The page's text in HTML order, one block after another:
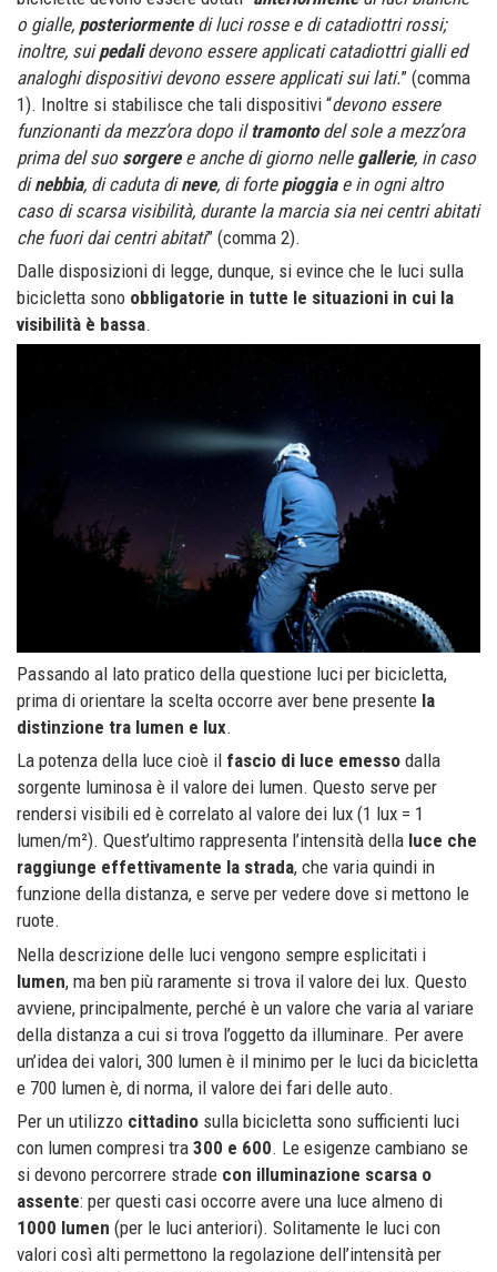
o gialle, posteriormentedi luci rosse e di catadiottri rossi;
inoltre, suipedalidevono essere applicati catadiottri gialli ed
analoghi dispositivi devono essere applicati sui lati.” (comma
1). Inoltre si stabilisce che tali dispositivi “devono essere
funzionanti da mezz’ora dopo iltramontodel sole a mezz’ora
prima del suo sorgeree anche di giorno nelle gallerie, in caso
dinebbia, di caduta dineve, di forte pioggiae in ogni altro
caso di scarsa visibilità, durante la marcia sia nei centri abitati
che fuori dai centri abitati” (comma 2).
Dalle disposizioni di legge, dunque, si evince che le luci sulla
bicicletta sono obbligatorie in tutte le situazioni in cui la
visibilità è bassa.
Passando al lato pratico della questione luci per bicicletta,
prima di orientare la scelta occorre aver bene presente la
distinzione tra lumen e lux.
La potenza della luce cioè il fascio di luce emesso dalla
sorgente luminosa è il valore dei lumen. Questo serve per
rendersi visibili ed è correlato al valore dei lux (1 lux = 1
lumen/m²). Quest’ultimo rappresenta l’intensità della luce che
raggiunge effettivamente la strada, che varia quindi in
funzione della distanza, e serve per vedere dove si mettono le
ruote.
Nella descrizione delle luci vengono sempre esplicitati i
lumen, ma ben più raramente si trova il valore dei lux. Questo
avviene, principalmente, perché è un valore che varia al variare
della distanza a cui si trova l’oggetto da illuminare. Per avere
un’idea dei valori, 300 lumen è il minimo per le luci da bicicletta
e 700 lumen è, di norma, il valore dei fari delle auto.
Per un utilizzo cittadino sulla bicicletta sono sufficienti luci
con lumen compresi tra 300 e 600. Le esigenze cambiano se
si devono percorrere strade con illuminazione scarsa o
assente: per questi casi occorre avere una luce almeno di
1000 lumen (per le luci anteriori). Solitamente le luci con
valori così alti permettono la regolazione dell’intensità per